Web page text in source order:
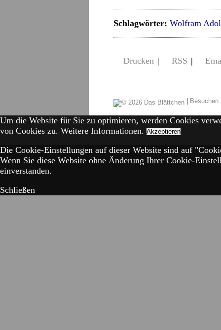
Schlagwörter: Wolfram
Drucken | RSS |
|
Um die Website für Sie zu optimieren, werden Cookies
von Cookies zu. Weitere Informationen. Akzeptieren
Die Cookie-Einstellungen auf dieser Website sind auf
Wenn Sie diese Website ohne Änderung Ihrer Cookie-
einverstanden.
Schließen